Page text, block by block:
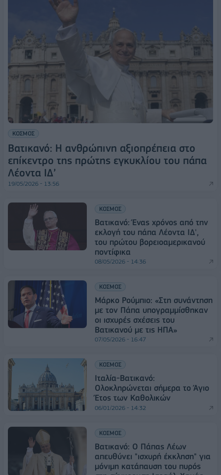
ΚΟΣΜΟΣ
Βατικανό: Η ανθρώπινη αξιοπρέπεια στο
επίκεντρο της πρώτης εγκυκλίου του πάπα
Λέοντα ΙΔ’
19/05/2026 - 13:56
ΚΟΣΜΟΣ
Βατικανό: Ένας χρόνος από την
εκλογή του πάπα Λέοντα ΙΔ',
του πρώτου βορειοαμερικανού
ποντίφικα
08/05/2026 - 14:36
ΚΟΣΜΟΣ
Μάρκο Ρούμπιο: «Στη συνάντηση
με τον Πάπα υπογραμμίσθηκαν
οι ισχυρές σχέσεις του
Βατικανού με τις ΗΠΑ»
07/05/2026 - 16:47
ΚΟΣΜΟΣ
Ιταλία-Βατικανό:
Ολοκληρώνεται σήμερα το Άγιο
Έτος των Καθολικών
06/01/2026 - 14:32
ΚΟΣΜΟΣ
Βατικανό: Ο Πάπας Λέων
απευθύνει "ισχυρή έκκληση" για
μόνιμη κατάπαυση του πυρός